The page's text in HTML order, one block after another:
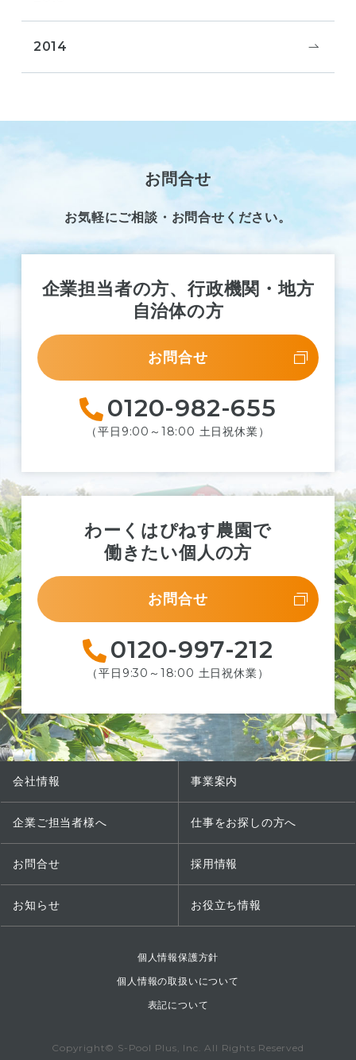
2014
お問合せ
お気軽にご相談・お問合せください。
企業担当者の方、行政機関・地方
自治体の方
お問合せ
0120-982-655
（平日9:00～18:00 土日祝休業）
わーくはぴねす農園で
働きたい個人の方
お問合せ
0120-997-212
（平日9:30～18:00 土日祝休業）
会社情報 事業案内
企業ご担当者様へ 仕事をお探しの方へ
お問合せ 採用情報
お知らせ お役立ち情報
個人情報保護方針
個人情報の取扱いについて
表記について
Copyright© S-Pool Plus, Inc. All Rights Reserved